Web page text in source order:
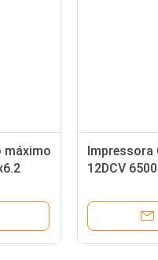
máximo
Impressora
12DCV